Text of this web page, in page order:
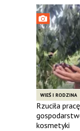
WIEŚ I RODZINA
Rzuciła
kosmetyki